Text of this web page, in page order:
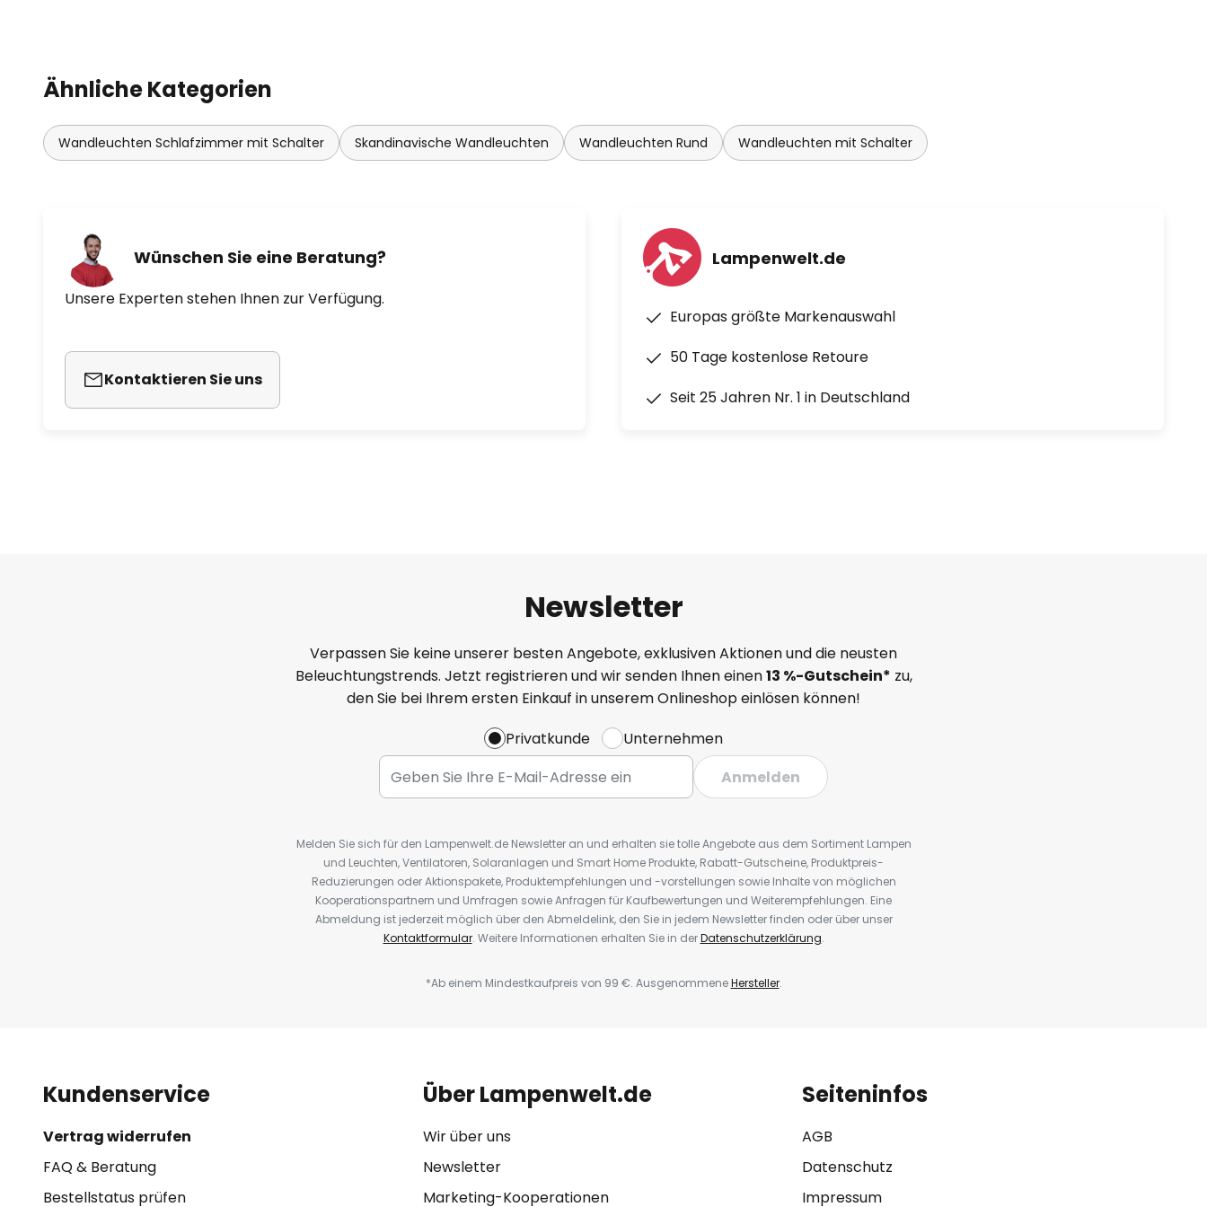
Ähnliche Kategorien
Wandleuchten Schlafzimmer mit Schalter Skandinavische Wandleuchten Wandleuchten Rund Wandleuchten mit Schalter
Wünschen Sie eine Beratung?
Unsere Experten stehen Ihnen zur Verfügung.
Kontaktieren Sie uns
Lampenwelt.de
Europas größte Markenauswahl
50 Tage kostenlose Retoure
Seit 25 Jahren Nr. 1 in Deutschland
Newsletter
Verpassen Sie keine unserer besten Angebote, exklusiven Aktionen und die neusten
Beleuchtungstrends. Jetzt registrieren und wir senden Ihnen einen13 %-Gutschein* zu,
den Sie bei Ihrem ersten Einkauf in unserem Onlineshop einlösen können!
Privatkunde
Unternehmen
Anmelden
Melden Sie sich für den Lampenwelt.de Newsletter an und erhalten sie tolle Angebote aus dem Sortiment Lampen
und Leuchten, Ventilatoren, Solaranlagen und Smart Home Produkte, Rabatt-Gutscheine, Produktpreis-
Reduzierungen oder Aktionspakete, Produktempfehlungen und -vorstellungen sowie Inhalte von möglichen
Kooperationspartnern und Umfragen sowie Anfragen für Kaufbewertungen und Weiterempfehlungen. Eine
Abmeldung ist jederzeit möglich über den Abmeldelink, den Sie in jedem Newsletter finden oder über unser
Kontaktformular. Weitere Informationen erhalten Sie in derDatenschutzerklärung.
*Ab einem Mindestkaufpreis von 99 €. AusgenommeneHersteller.
Kundenservice
Vertrag widerrufen
FAQ & Beratung
Bestellstatus prüfen
Über Lampenwelt.de
Wir über uns
Newsletter
Marketing-Kooperationen
Seiteninfos
AGB
Datenschutz
Impressum